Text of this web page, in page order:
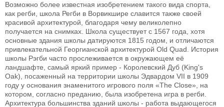
Возможно более известная изобретением такого вида спорта,
как регби, школа Регби в Ворвикшире славится также своей
красивой архитектурой, благодаря чему великолепно
получается на снимках. Школа существует с 1567 года, хотя
основные здания школы датируются 1815 годом, и отличаются
привлекательной Георгианской архитектурой Old Quad. История
школы Рэгби часто прослеживается в окружающем её
ландшафте, самый яркий пример - Королевский Дуб (King's
Oak), посаженный на территории школы Эдвардом VII в 1909
году у основания знаменитого игрового поля «The Close», на
котором, согласно преданию, была изобретена игра в регби.
Архитектура большинства зданий школы - работа выдающегося